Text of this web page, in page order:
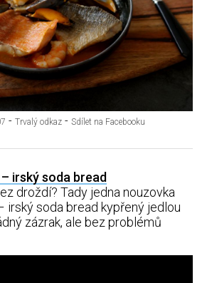
- Trvalý odkaz - Sdílet na Facebooku
irský soda bread
droždí? Tady jedna nouzovka
irský soda bread kypřený jedlou
zázrak, ale bez problémů